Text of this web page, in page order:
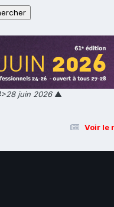
juin 2026▲
Voir le